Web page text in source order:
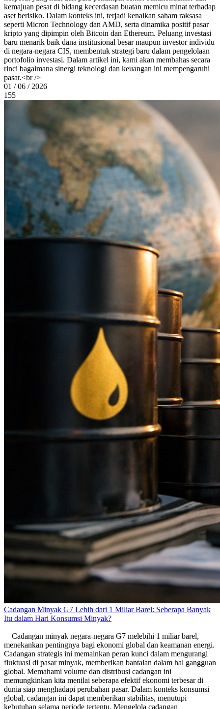
kemajuan pesat di bidang kecerdasan buatan memicu minat terhadap
aset berisiko. Dalam konteks ini, terjadi kenaikan saham raksasa
seperti Micron Technology dan AMD, serta dinamika positif pasar
kripto yang dipimpin oleh Bitcoin dan Ethereum. Peluang investasi
baru menarik baik dana institusional besar maupun investor individu
di negara-negara CIS, membentuk strategi baru dalam pengelolaan
portofolio investasi. Dalam artikel ini, kami akan membahas secara
rinci bagaimana sinergi teknologi dan keuangan ini mempengaruhi
pasar.<br />
01 / 06 / 2026
155
Cadangan Minyak G7 Lebih dari 1 Miliar Barel: Seberapa Banyak
Itu dalam Hari Konsumsi Minyak?
Cadangan minyak negara-negara G7 melebihi 1 miliar barel,
menekankan pentingnya bagi ekonomi global dan keamanan energi.
Cadangan strategis ini memainkan peran kunci dalam mengurangi
fluktuasi di pasar minyak, memberikan bantalan dalam hal gangguan
global. Memahami volume dan distribusi cadangan ini
memungkinkan kita menilai seberapa efektif ekonomi terbesar di
dunia siap menghadapi perubahan pasar. Dalam konteks konsumsi
global, cadangan ini dapat memberikan stabilitas, menutupi
kebutuhan selama periode tertentu. Mengelola cadangan